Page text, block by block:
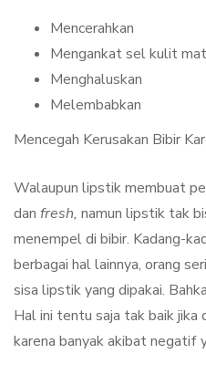
Mencerahkan
Mengankat sel kulit
Menghaluskan
Melembabkan
Mencegah Kerusakan Bibir
Walaupun lipstik membuat
dan fresh, namun lipstik tak
menempel di bibir. Kadang-
berbagai hal lainnya, orang
sisa lipstik yang dipakai.
Hal ini tentu saja tak baik jika
karena banyak akibat negatif